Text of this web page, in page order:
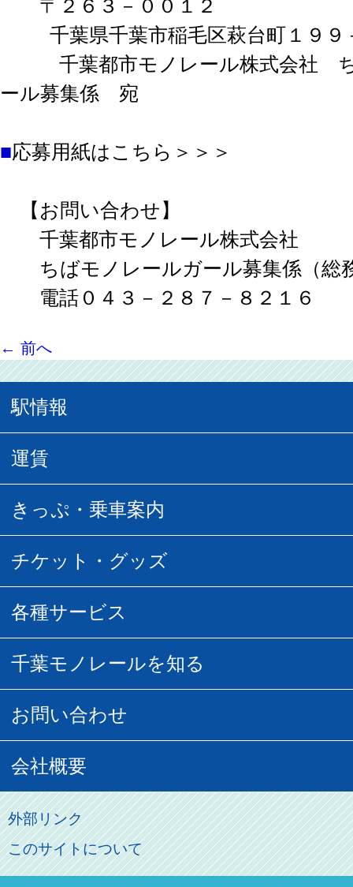
〒２６３－００１２
千葉県千葉市稲毛区萩台町１９９
千葉都市モノレール株式会社 ち
ール募集係 宛
■応募用紙はこちら＞＞＞
【お問い合わせ】
千葉都市モノレール株式会社
ちばモノレールガール募集係（総
電話０４３－２８７－８２１６
← 前へ
駅情報
駅情報
所要時間
空の散歩道
URBAN FLYER時刻表
運賃
普通運賃
団体乗車
貸切列車
きっぷ・乗車案内
乗車券の種類
フリーきっぷ
記念切符
割引制度
その他のご案内
パスモのご案内
チケット・グッズ
駅窓口販売チケット
葭川となみグッズ
初音ミクグッズ
俺の妹。
各種サービス
モノちゃんトラベル
広告募集
直営駐車場パーク＆ライド
ステーションギャラリー
千葉モノレールを知る
営業距離世界最長
モノちゃん
お問い合わせ
お客様の声
よくあるご質問
お問い合わせ先
会社概要
会社概要
社長ごあいさつ
外部リンク
このサイトについて